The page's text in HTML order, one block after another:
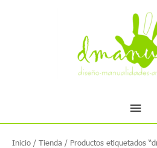
Menú
Inicio / Tienda / Productos etiquetados